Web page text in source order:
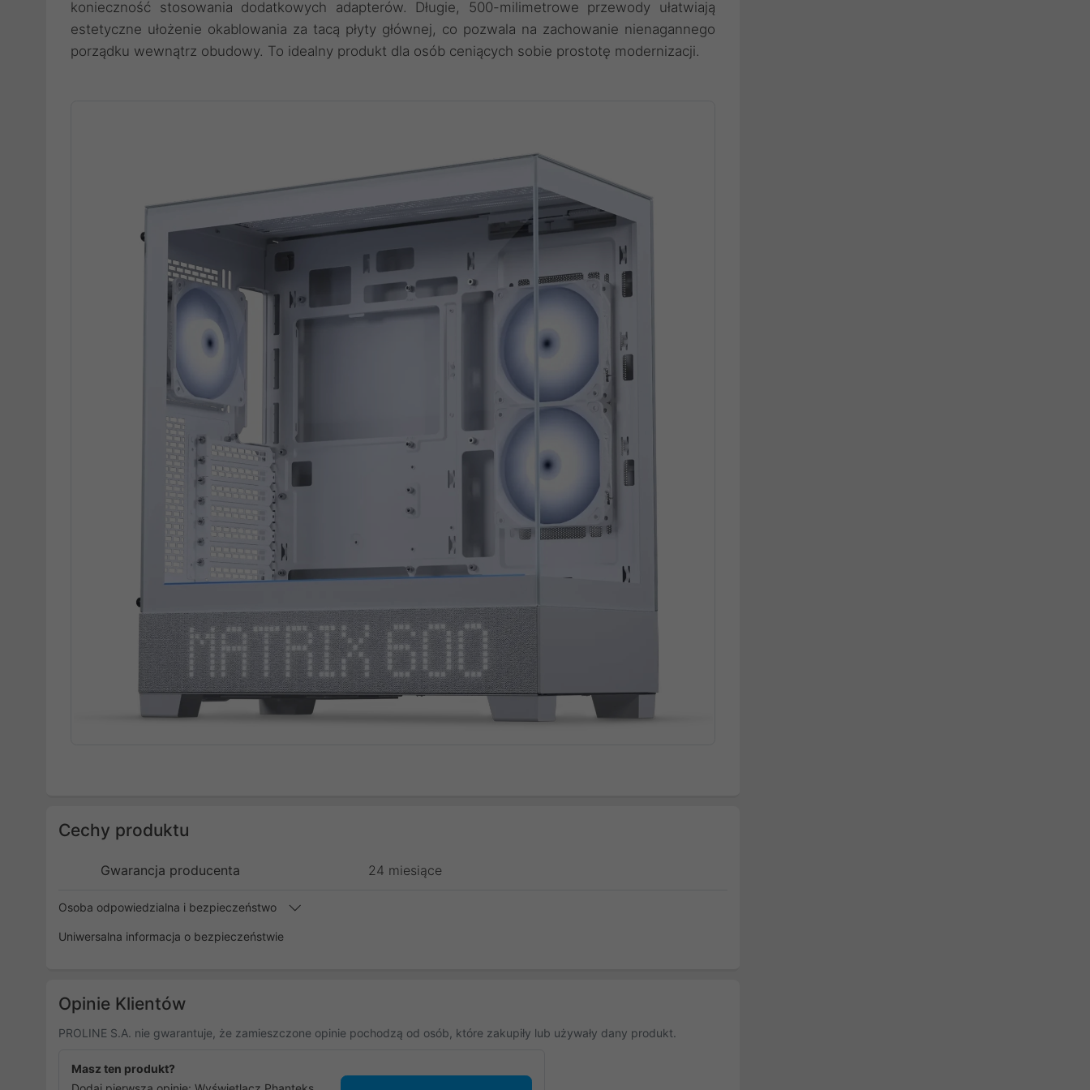
konieczność stosowania dodatkowych adapterów. Długie, 500-milimetrowe przewody ułatwiają
estetyczne ułożenie okablowania za tacą płyty głównej, co pozwala na zachowanie nienagannego
porządku wewnątrz obudowy. To idealny produkt dla osób ceniących sobie prostotę modernizacji.
Cechy produktu
Gwarancja producenta 24 miesiące
Osoba odpowiedzialna i bezpieczeństwo
Uniwersalna informacja o bezpieczeństwie
Opinie Klientów
PROLINE S.A. nie gwarantuje, że zamieszczone opinie pochodzą od osób, które zakupiły lub używały dany produkt.
Masz ten produkt?